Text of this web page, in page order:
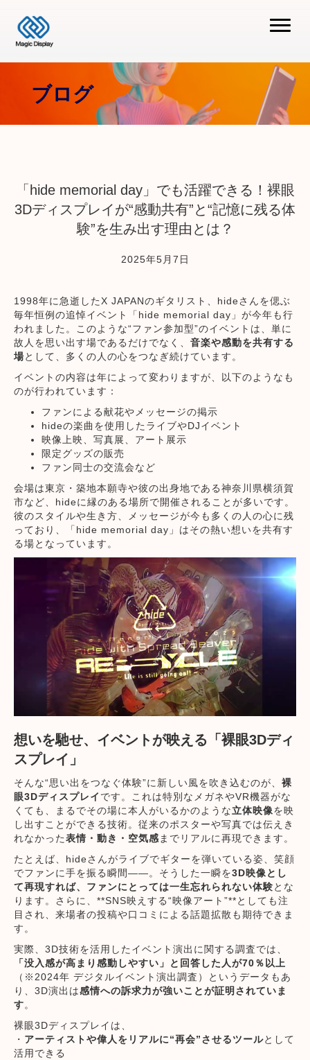
ブログ
「hide memorial day」でも活躍できる！裸眼
3Dディスプレイが“感動共有”と“記憶に残る体
験”を生み出す理由とは？
2025年5月7日
1998年に急逝したX JAPANのギタリスト、hideさんを偲ぶ
毎年恒例の追悼イベント「hide memorial day」が今年も行
われました。このような“ファン参加型”のイベントは、単に
故人を思い出す場であるだけでなく、 音楽や感動を共有する
場として、多くの人の心をつなぎ続けています。
イベントの内容は年によって変わりますが、以下のようなも
のが行われています：
ファンによる献花やメッセージの掲示
hideの楽曲を使用したライブやDJイベント
映像上映、写真展、アート展示
限定グッズの販売
ファン同士の交流会など
会場は東京・築地本願寺や彼の出身地である神奈川県横須賀
市など、hideに縁のある場所で開催されることが多いです。
彼のスタイルや生き方、メッセージが今も多くの人の心に残
っており、「hide memorial day」はその熱い想いを共有す
る場となっています。
想いを馳せ、イベントが映える「裸眼3Dディ
スプレイ」
そんな“思い出をつなぐ体験”に新しい風を吹き込むのが、 裸
眼3Dディスプレイ です。これは特別なメガネやVR機器がな
くても、まるでその場に本人がいるかのような立体映像を映
し出すことができる技術。従来のポスターや写真では伝えき
れなかった表情・動き・空気感までリアルに再現できます。
たとえば、hideさんがライブでギターを弾いている姿、笑顔
でファンに手を振る瞬間――。そうした一瞬を3D映像とし
て再現すれば、ファンにとっては一生忘れられない体験とな
ります。さらに、**SNS映えする“映像アート”**としても注
目され、来場者の投稿や口コミによる話題拡散も期待できま
す。
実際、3D技術を活用したイベント演出に関する調査では、
「没入感が高まり感動しやすい」と回答した人が70％以上
（※2024年 デジタルイベント演出調査）というデータもあ
り、3D演出は感情への訴求力が強いことが証明されていま
す。
裸眼3Dディスプレイは、
・ アーティストや偉人をリアルに“再会”させるツールとして
活用できる